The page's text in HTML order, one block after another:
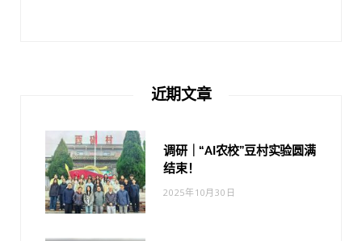
近期文章
调研｜“AI农校”豆村实验圆满
结束！
2025年10月30日